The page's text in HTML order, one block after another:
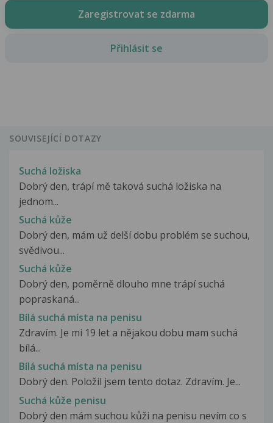
Zaregistrovat se zdarma
Přihlásit se
SOUVISEJÍCÍ DOTAZY
Suchá ložiska
Dobrý den, trápí mě taková suchá ložiska na
jednom...
Suchá kůže
Dobrý den, mám už delší dobu problém se suchou,
svědivou...
Suchá kůže
Dobrý den, poměrně dlouho mne trápí suchá
popraskaná...
Bílá suchá místa na penisu
Zdravím. Je mi 19 let a nějakou dobu mam suchá
bílá...
Bílá suchá místa na penisu
Dobrý den. Položil jsem tento dotaz. Zdravím. Je...
Suchá kůže penisu
Dobrý den mám suchou kůži na penisu nevím co s